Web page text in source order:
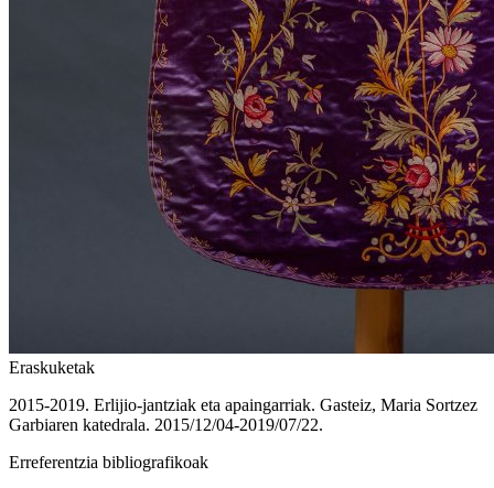
Eraskuketak
2015-2019. Erlijio-jantziak eta apaingarriak. Gasteiz, Maria Sortzez
Garbiaren katedrala. 2015/12/04-2019/07/22.
Erreferentzia bibliografikoak